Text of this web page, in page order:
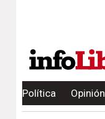
Política Opinión